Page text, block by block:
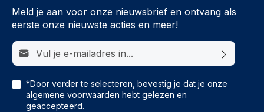
Meld je aan voor onze nieuwsbrief en ontvang als
eerste onze nieuwste acties en meer!
E-mailadres*
*Door verder te selecteren, bevestig je dat je onze
algemene voorwaarden hebt gelezen en
geaccepteerd.